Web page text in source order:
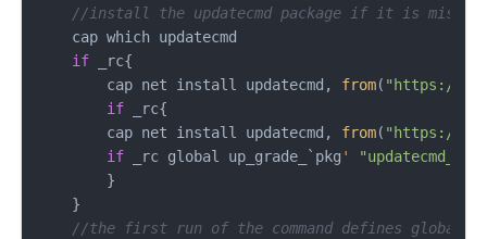
//install the updatecmd package if it is
    cap which updatecmd
if _rc{
        cap net install updatecmd,
from( "https://
if _rc{
        cap net install updatecmd,
from( "https://
if _rc global up_grade_`pkg '
        }
    }
//the first run of the command defines global